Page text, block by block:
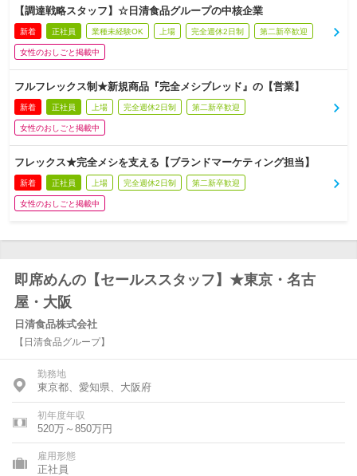
【調達戦略スタッフ】☆日清食品グループの中核企業
新着 正社員 業種未経験OK 上場 完全週休2日制 第二新卒歓迎
女性のおしごと掲載中
フルフレックス制★新規商品『完全メシブレッド』の【営業】
新着 正社員 上場 完全週休2日制 第二新卒歓迎
女性のおしごと掲載中
フレックス★完全メシを支える【ブランドマーケティング担当】
新着 正社員 上場 完全週休2日制 第二新卒歓迎
女性のおしごと掲載中
即席めんの【セールススタッフ】★東京・名古
屋・大阪
日清食品株式会社
【日清食品グループ】
勤務地
東京都、愛知県、大阪府
初年度年収
520万～850万円
雇用形態
正社員